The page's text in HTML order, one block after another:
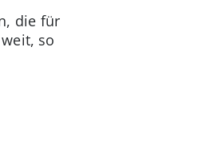
die für
so